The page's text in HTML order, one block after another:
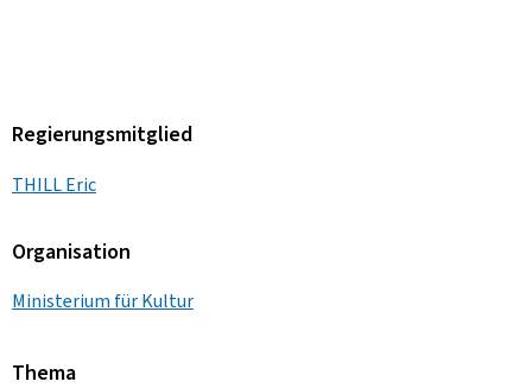
Regierungsmitglied
THILL Eric
Organisation
Ministerium für Kultur
Thema